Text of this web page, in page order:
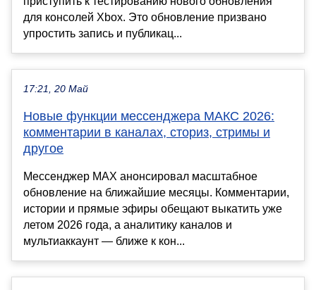
для консолей Xbox. Это обновление призвано
упростить запись и публикац...
17:21, 20 Май
Новые функции мессенджера МАКС 2026:
комментарии в каналах, сториз, стримы и
другое
Мессенджер MAX анонсировал масштабное
обновление на ближайшие месяцы. Комментарии,
истории и прямые эфиры обещают выкатить уже
летом 2026 года, а аналитику каналов и
мультиаккаунт — ближе к кон...